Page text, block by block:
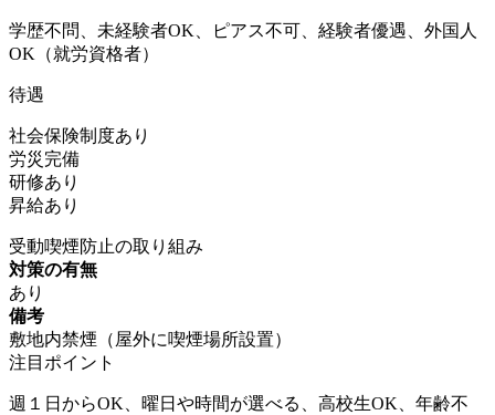
学歴不問、未経験者OK、ピアス不可、経験者優遇、外国人
OK（就労資格者）
待遇
社会保険制度あり
労災完備
研修あり
昇給あり
受動喫煙防止の取り組み
対策の有無
あり
備考
敷地内禁煙（屋外に喫煙場所設置）
注目ポイント
週１日からOK、曜日や時間が選べる、高校生OK、年齢不